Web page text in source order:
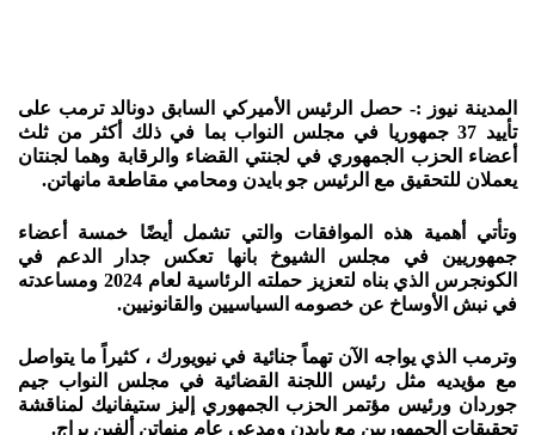
المدينة نيوز :- حصل الرئيس الأميركي السابق دونالد ترمب على
تأييد 37 جمهوريا في مجلس النواب بما في ذلك أكثر من ثلث
أعضاء الحزب الجمهوري في لجنتي القضاء والرقابة وهما لجنتان
يعملان للتحقيق مع الرئيس جو بايدن ومحامي مقاطعة مانهاتن.
وتأتي أهمية هذه الموافقات والتي تشمل أيضًا خمسة أعضاء
جمهوريين في مجلس الشيوخ بانها تعكس جدار الدعم في
الكونجرس الذي بناه لتعزيز حملته الرئاسية لعام 2024 ومساعدته
في نبش الأوساخ عن خصومه السياسيين والقانونيين.
وترمب الذي يواجه الآن تهماً جنائية في نيويورك ، كثيراً ما يتواصل
مع مؤيديه مثل رئيس اللجنة القضائية في مجلس النواب جيم
جوردان ورئيس مؤتمر الحزب الجمهوري إليز ستيفانيك لمناقشة
تحقيقات الجمهوريين مع بايدن ومدعي عام منهاتن ألفين براج.